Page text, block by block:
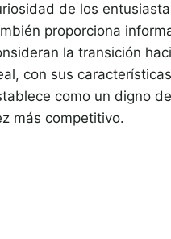
de los
proporciona
la transición
con sus
como un digno
más competitivo.